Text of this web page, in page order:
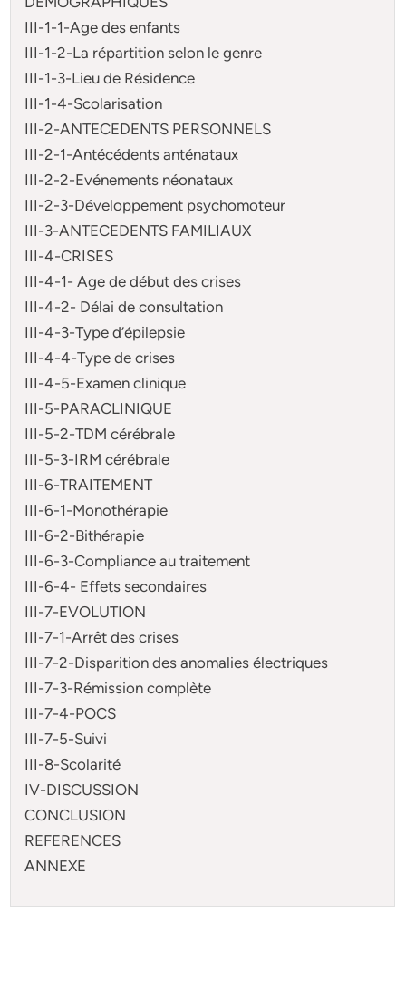
III-1-1-Age des enfants
III-1-2-La répartition selon le genre
III-1-3-Lieu de Résidence
III-1-4-Scolarisation
III-2-ANTECEDENTS PERSONNELS
III-2-1-Antécédents anténataux
III-2-2-Evénements néonataux
III-2-3-Développement psychomoteur
III-3-ANTECEDENTS FAMILIAUX
III-4-CRISES
III-4-1- Age de début des crises
III-4-2- Délai de consultation
III-4-3-Type d’épilepsie
III-4-4-Type de crises
III-4-5-Examen clinique
III-5-PARACLINIQUE
III-5-2-TDM cérébrale
III-5-3-IRM cérébrale
III-6-TRAITEMENT
III-6-1-Monothérapie
III-6-2-Bithérapie
III-6-3-Compliance au traitement
III-6-4- Effets secondaires
III-7-EVOLUTION
III-7-1-Arrêt des crises
III-7-2-Disparition des anomalies électriques
III-7-3-Rémission complète
III-7-4-POCS
III-7-5-Suivi
III-8-Scolarité
IV-DISCUSSION
CONCLUSION
REFERENCES
ANNEXE